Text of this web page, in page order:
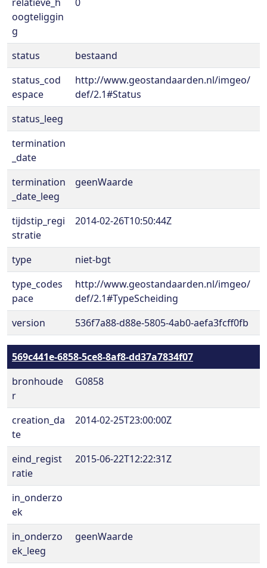
oogteliggin
g
status
bestaand
status_cod
espace
http://www.geostandaarden.nl/imgeo/
def/2.1#Status
status_leeg
termination
_date
termination
_date_leeg
geenWaarde
tijdstip_regi
stratie
2014-02-26T10:50:44Z
type
niet-bgt
type_codes
pace
http://www.geostandaarden.nl/imgeo/
def/2.1#TypeScheiding
version
536f7a88-d88e-5805-4ab0-aefa3fcff0fb
569c441e-6858-5ce8-8af8-dd37a7834f07
bronhoude
r
G0858
creation_da
te
2014-02-25T23:00:00Z
eind_regist
ratie
2015-06-22T12:22:31Z
in_onderzo
ek
in_onderzo
ek_leeg
geenWaarde